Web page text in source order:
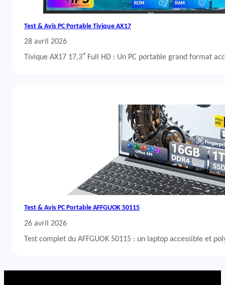
Test & Avis PC Portable Tivique AX17
28 avril 2026
Tivique AX17 17,3″ Full HD : Un PC portable grand format
Test & Avis PC Portable AFFGUOK 50115
26 avril 2026
Test complet du AFFGUOK 50115 : un laptop accessible